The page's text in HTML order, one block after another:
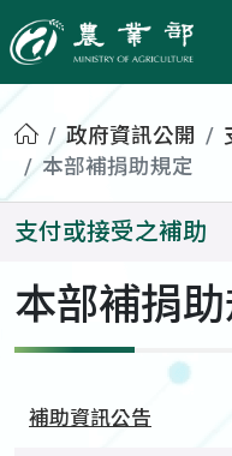
農業部
首頁政府資訊公開
本部補捐助規定
支付或接受之補助
本部補捐
補助資訊公告